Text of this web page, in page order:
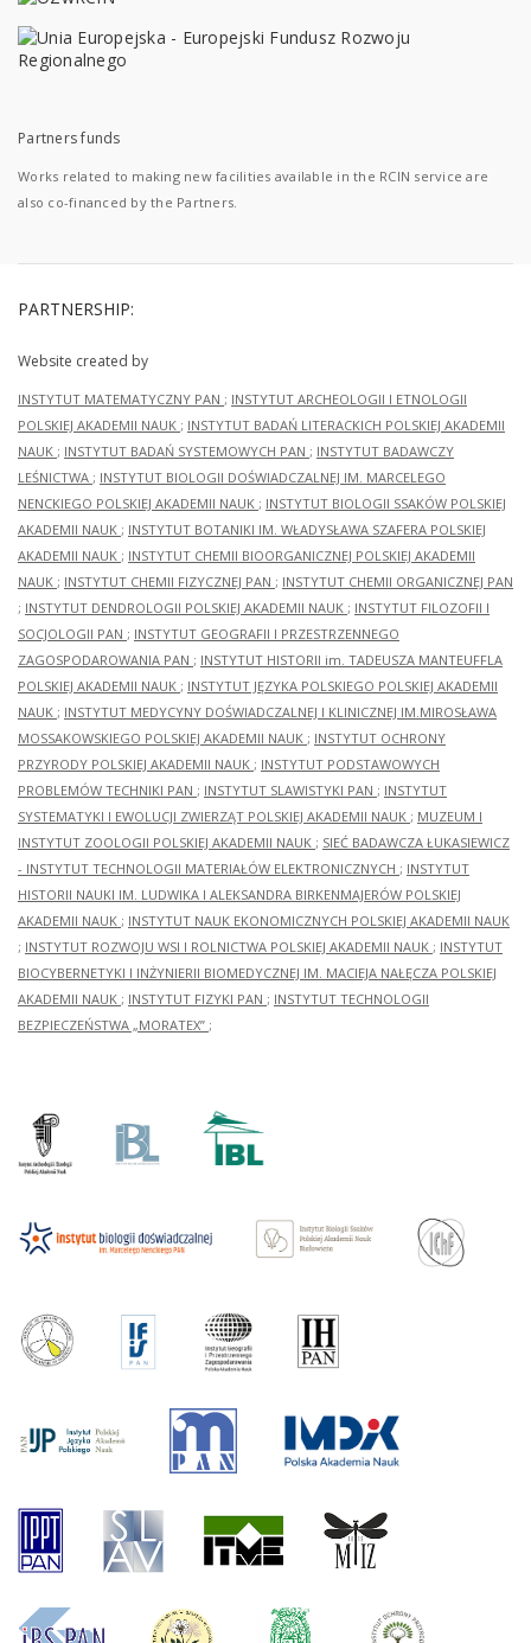
Partners funds
Works related to making new facilities available in the RCIN service are
also co-financed by the Partners.
PARTNERSHIP:
Website created by
INSTYTUT MATEMATYCZNY PAN ; INSTYTUT ARCHEOLOGII I ETNOLOGII
POLSKIEJ AKADEMII NAUK ; INSTYTUT BADAŃ LITERACKICH POLSKIEJ AKADEMII
NAUK ; INSTYTUT BADAŃ SYSTEMOWYCH PAN ; INSTYTUT BADAWCZY
LEŚNICTWA ; INSTYTUT BIOLOGII DOŚWIADCZALNEJ IM. MARCELEGO
NENCKIEGO POLSKIEJ AKADEMII NAUK ; INSTYTUT BIOLOGII SSAKÓW POLSKIEJ
AKADEMII NAUK ; INSTYTUT BOTANIKI IM. WŁADYSŁAWA SZAFERA POLSKIEJ
AKADEMII NAUK ; INSTYTUT CHEMII BIOORGANICZNEJ POLSKIEJ AKADEMII
NAUK ; INSTYTUT CHEMII FIZYCZNEJ PAN ; INSTYTUT CHEMII ORGANICZNEJ PAN
; INSTYTUT DENDROLOGII POLSKIEJ AKADEMII NAUK ; INSTYTUT FILOZOFII I
SOCJOLOGII PAN ; INSTYTUT GEOGRAFII I PRZESTRZENNEGO
ZAGOSPODAROWANIA PAN ; INSTYTUT HISTORII im. TADEUSZA MANTEUFFLA
POLSKIEJ AKADEMII NAUK ; INSTYTUT JĘZYKA POLSKIEGO POLSKIEJ AKADEMII
NAUK ; INSTYTUT MEDYCYNY DOŚWIADCZALNEJ I KLINICZNEJ IM.MIROSŁAWA
MOSSAKOWSKIEGO POLSKIEJ AKADEMII NAUK ; INSTYTUT OCHRONY
PRZYRODY POLSKIEJ AKADEMII NAUK ; INSTYTUT PODSTAWOWYCH
PROBLEMÓW TECHNIKI PAN ; INSTYTUT SLAWISTYKI PAN ; INSTYTUT
SYSTEMATYKI I EWOLUCJI ZWIERZĄT POLSKIEJ AKADEMII NAUK ; MUZEUM I
INSTYTUT ZOOLOGII POLSKIEJ AKADEMII NAUK ; SIEĆ BADAWCZA ŁUKASIEWICZ
- INSTYTUT TECHNOLOGII MATERIAŁÓW ELEKTRONICZNYCH ; INSTYTUT
HISTORII NAUKI IM. LUDWIKA I ALEKSANDRA BIRKENMAJERÓW POLSKIEJ
AKADEMII NAUK ; INSTYTUT NAUK EKONOMICZNYCH POLSKIEJ AKADEMII NAUK
; INSTYTUT ROZWOJU WSI I ROLNICTWA POLSKIEJ AKADEMII NAUK ; INSTYTUT
BIOCYBERNETYKI I INŻYNIERII BIOMEDYCZNEJ IM. MACIEJA NAŁĘCZA POLSKIEJ
AKADEMII NAUK ; INSTYTUT FIZYKI PAN ; INSTYTUT TECHNOLOGII
BEZPIECZEŃSTWA „MORATEX” ;